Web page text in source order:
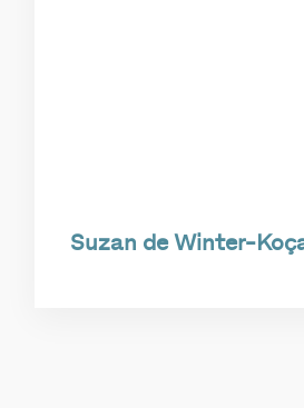
Suzan de Winter-